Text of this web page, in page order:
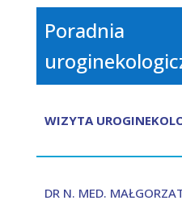
Poradnia
WIZYTA
DR N. MED.